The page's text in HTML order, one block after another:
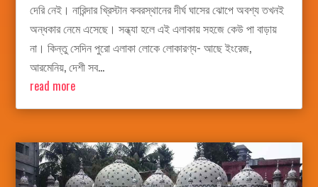
দেরি নেই। নারিন্দার খ্রিস্টান কবরস্থানের দীর্ঘ ঘাসের ঝোপে অবশ্য তখনই
অন্ধকার নেমে এসেছে। সন্ধ্যা হলে এই এলাকায় সহজে কেউ পা বাড়ায়
না। কিন্তু সেদিন পুরো এলাকা লোকে লোকারণ্য- আছে ইংরেজ,
আরমেনিয়, দেশী সব...
read more